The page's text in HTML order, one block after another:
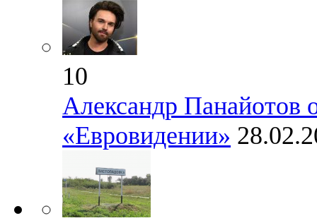
10
Александр Панайотов
«Евровидении»